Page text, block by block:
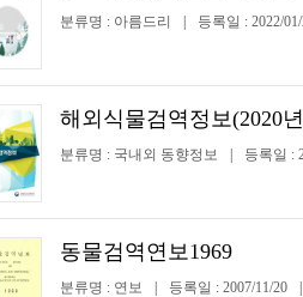
분류명 : 아름드리 등록일 : 2022/
해외식물검역정보(2020
분류명 : 국내외 동향정보 등록일 :
동물검역연보1969
분류명 : 연보 등록일 : 2007/11/20